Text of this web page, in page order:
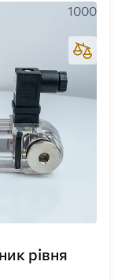
рівня
1000